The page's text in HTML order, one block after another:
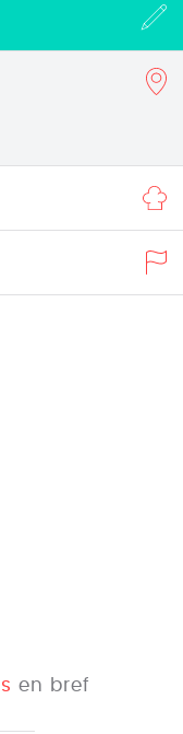
en bref